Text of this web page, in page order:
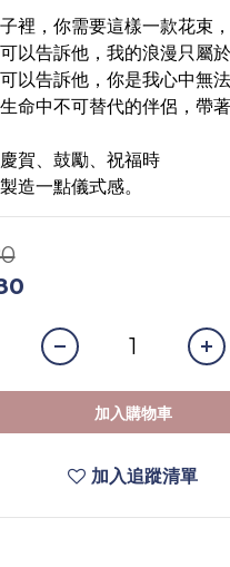
裡，你需要這樣一款花束，
以告訴他，我的浪漫只屬於
以告訴他，你是我心中無法
命中不可替代的伴侶，帶
賀、鼓勵、祝福時
造一點儀式感。
加入購物車
加入追蹤清單